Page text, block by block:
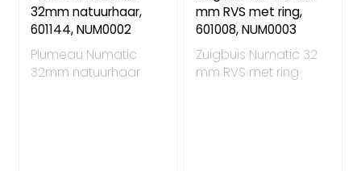
32mm natuurhaar,
601144, NUM0002
Plumeau Numatic
32mm natuurhaar
mm RVS met ring,
601008, NUM0003
Zuigbuis Numatic 32
mm RVS met ring